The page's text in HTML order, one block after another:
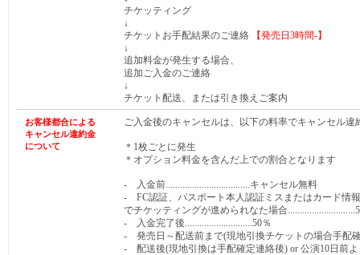
チケッティング
↓
チケットお手配結果のご連絡
【発売日 3時間-】
↓
追加料金が発生する場合、
追加ご入金のご連絡
↓
チケット配送、または引き換えご案内
お客様都合による
キャンセル違約金
について
ご入金後のキャンセルは、以下の料率でキャンセル違
＊1枚ごとに発生
＊オプション料金を含んだ上での割合となります
- 入金前...................................キャンセル無料
- FC認証、パスポート本人認証ミスまたはカード情
でチケッティングが進められなた場合
- 入金完了後............................50％
- 発売日～配送前まで(現地引換チケットの場合手配
- 配送後(現地引換は手配確定連絡後) or 公演10日前よ